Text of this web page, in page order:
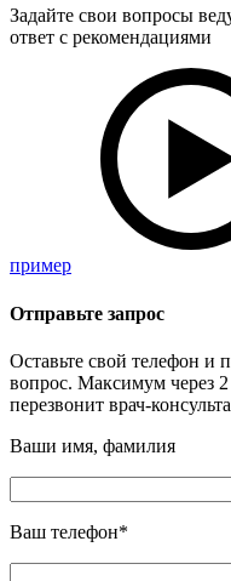
Задайте свои вопросы
ответ с рекомендациями
пример
Отправьте запрос
Оставьте свой телефон и
вопрос. Максимум через
перезвонит врач-
Ваши имя, фамилия
Ваш телефон*